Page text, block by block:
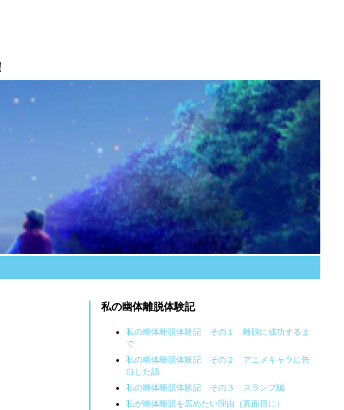
私の幽体離脱体験記
私の幽体離脱体験記 その１ 離脱に成功するま
で
私の幽体離脱体験記 その２ アニメキャラに告
白した話
私の幽体離脱体験記 その３ スランプ編
私が幽体離脱を広めたい理由（真面目に）